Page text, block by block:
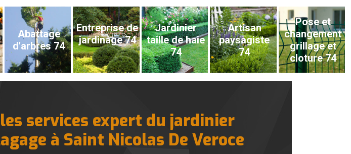
Abattage
d'arbres 74
Entreprise de
jardinage 74
Jardinier
taille de haie
74
Artisan
paysagiste
74
Pose et
changement
grillage et
cloture 74
services expert du jardinier
à Saint Nicolas De Veroce